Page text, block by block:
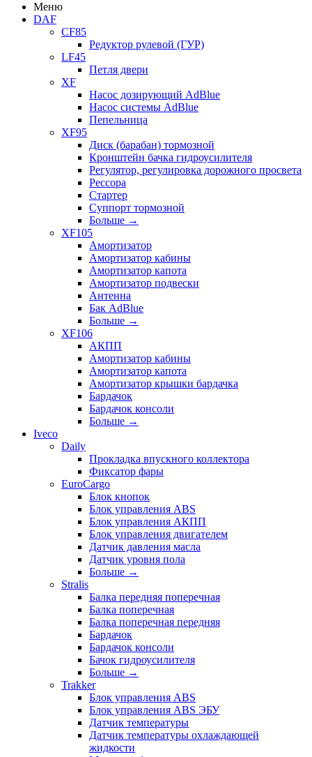
Меню
DAF
CF85
Редуктор рулевой (ГУР)
LF45
Петля двери
XF
Насос дозирующий AdBlue
Насос системы AdBlue
Пепельница
XF95
Диск (барабан) тормозной
Кронштейн бачка гидроусилителя
Регулятор, регулировка дорожного просвета
Рессора
Стартер
Суппорт тормозной
Больше →
XF105
Амортизатор
Амортизатор кабины
Амортизатор капота
Амортизатор подвески
Антенна
Бак AdBlue
Больше →
XF106
АКПП
Амортизатор кабины
Амортизатор капота
Амортизатор крышки бардачка
Бардачок
Бардачок консоли
Больше →
Iveco
Daily
Прокладка впускного коллектора
Фиксатор фары
EuroCargo
Блок кнопок
Блок управления ABS
Блок управления АКПП
Блок управления двигателем
Датчик давления масла
Датчик уровня пола
Больше →
Stralis
Балка передняя поперечная
Балка поперечная
Балка поперечная передняя
Бардачок
Бардачок консоли
Бачок гидроусилителя
Больше →
Trakker
Блок управления ABS
Блок управления ABS ЭБУ
Датчик температуры
Датчик температуры охлаждающей
жидкости